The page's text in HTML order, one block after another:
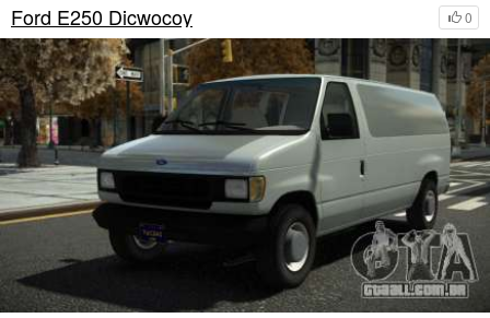
0
Ford E250 Dicwocoy